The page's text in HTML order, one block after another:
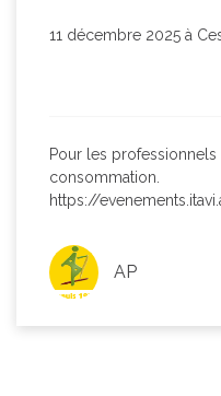
11 décembre 2025 à
Pour les
consommation.
https://
AP